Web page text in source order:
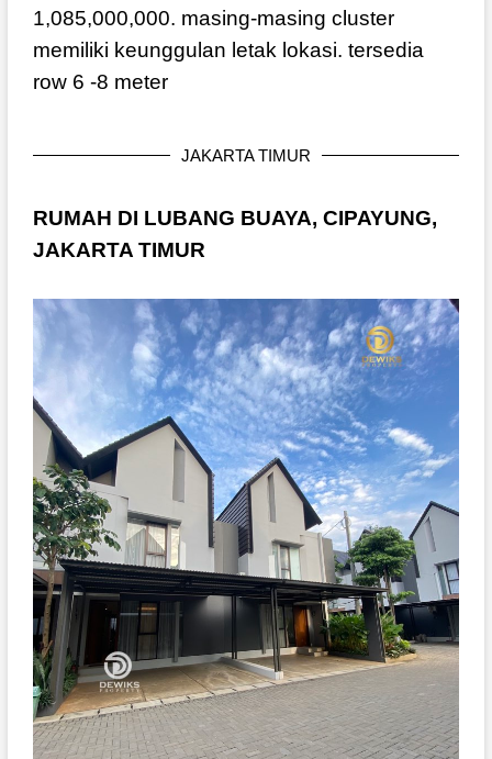
1,085,000,000. masing-masing cluster
memiliki keunggulan letak lokasi. tersedia
row 6 -8 meter
JAKARTA TIMUR
RUMAH DI LUBANG BUAYA, CIPAYUNG,
JAKARTA TIMUR